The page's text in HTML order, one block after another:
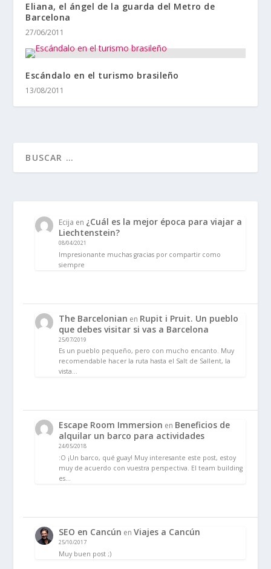
Eliana, el ángel de la guarda del Metro de
Barcelona
27/06/2011
Escándalo en el turismo brasileño
13/08/2011
Ecija en ¿Cuál es la mejor época para viajar a
Liechtenstein?
08/04/2021
Impresionante muchas gracias por compartir como
siempre
The Barcelonian en Rupit i Pruit. Un pueblo
que debes visitar si vas a Barcelona
25/07/2019
Es un pueblo pequeño, pero con mucho encanto. Muy
recomendable hacer la ruta hasta el Salt de Sallent, la
vista…
Escape Room Immersion en Beneficios de
alquilar un barco para actividades
24/05/2018
:O ¡Un barco, qué guay! Muy interesante este post, estoy
muy de acuerdo con vuestra perspectiva. El team building
es…
SEO en Cancún enViajes a Cancún
25/10/2017
Muy buen post ;)